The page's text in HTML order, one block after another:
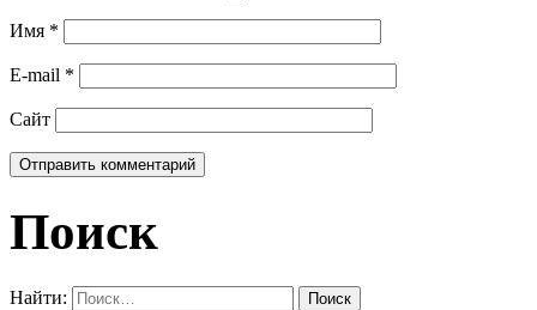
Имя *
E-mail *
Сайт
Поиск
Найти: